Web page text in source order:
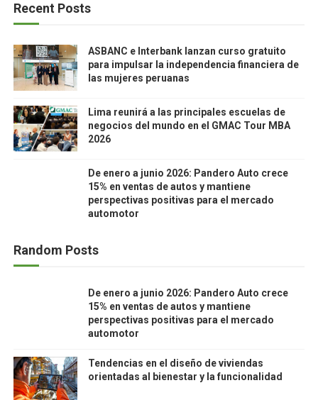
Recent Posts
ASBANC e Interbank lanzan curso gratuito
para impulsar la independencia financiera de
las mujeres peruanas
Lima reunirá a las principales escuelas de
negocios del mundo en el GMAC Tour MBA
2026
De enero a junio 2026: Pandero Auto crece
15% en ventas de autos y mantiene
perspectivas positivas para el mercado
automotor
Random Posts
De enero a junio 2026: Pandero Auto crece
15% en ventas de autos y mantiene
perspectivas positivas para el mercado
automotor
Tendencias en el diseño de viviendas
orientadas al bienestar y la funcionalidad